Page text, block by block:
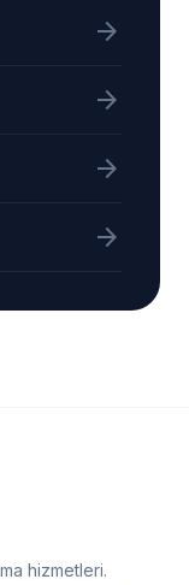
arrow_forward
arrow_forward
arrow_forward
arrow_forward
hizmetleri.